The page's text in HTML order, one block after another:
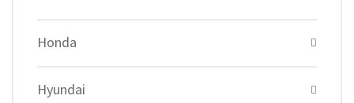
Honda
Hyundai